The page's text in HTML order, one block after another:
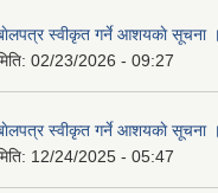
स्वीकृत गर्ने आशयकाे सूचना ।
02/23/2026 - 09:27
स्वीकृत गर्ने आशयकाे सूचना ।
12/24/2025 - 05:47